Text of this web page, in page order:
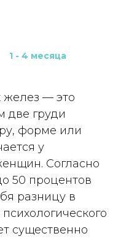
1 - 4 месяца
— это
две груди
форме или
у
Согласно
50 процентов
разницу в
существенно